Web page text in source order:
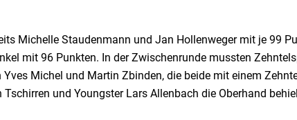
Michelle Staudenmann und Jan Hollenweger mit je 99
mit 96 Punkten. In der Zwischenrunde mussten
Michel und Martin Zbinden, die beide mit einem
und Youngster Lars Allenbach die Oberhand